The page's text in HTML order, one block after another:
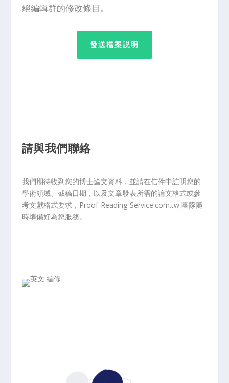
絕編輯群的修改條目。
發送檔案説明
請與我們聯絡
我們期待收到您的博士論文資料，並請在信件中註明您的
學術領域、截稿日期，以及文章發表所需的論文格式或參
考文獻格式要求，Proof-Reading-Service.com.tw 團隊隨
時準備好為您服務。